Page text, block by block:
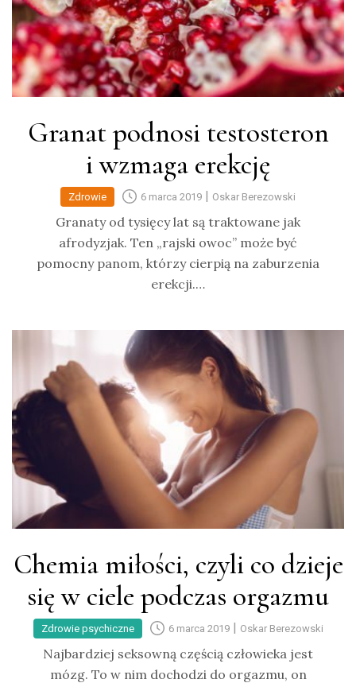
Granat podnosi testosteron
i wzmaga erekcję
Zdrowie 6 marca 2019 | Oskar Berezowski
Granaty od tysięcy lat są traktowane jak
afrodyzjak. Ten „rajski owoc” może być
pomocny panom, którzy cierpią na zaburzenia
erekcji.…
Chemia miłości, czyli co dzieje
się w ciele podczas orgazmu
Zdrowie psychiczne 6 marca 2019| Oskar Berezowski
Najbardziej seksowną częścią człowieka jest
mózg. To w nim dochodzi do orgazmu, on